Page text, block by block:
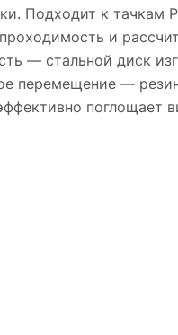
Подходит к
и
— стальной диск
перемещение —
поглощает